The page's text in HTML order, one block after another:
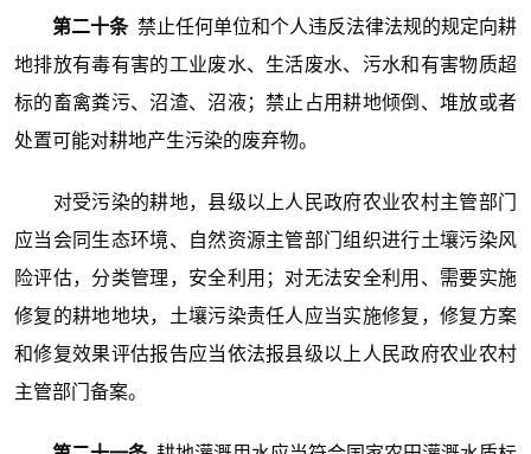
第二十条 禁止任何单位和个人违反法律法规的规定向耕
地排放有毒有害的工业废水、生活废水、污水和有害物质超
标的畜禽粪污、沼渣、沼液；禁止占用耕地倾倒、堆放或者
处置可能对耕地产生污染的废弃物。
对受污染的耕地，县级以上人民政府农业农村主管部门
应当会同生态环境、自然资源主管部门组织进行土壤污染风
险评估，分类管理，安全利用；对无法安全利用、需要实施
修复的耕地地块，土壤污染责任人应当实施修复，修复方案
和修复效果评估报告应当依法报县级以上人民政府农业农村
主管部门备案。